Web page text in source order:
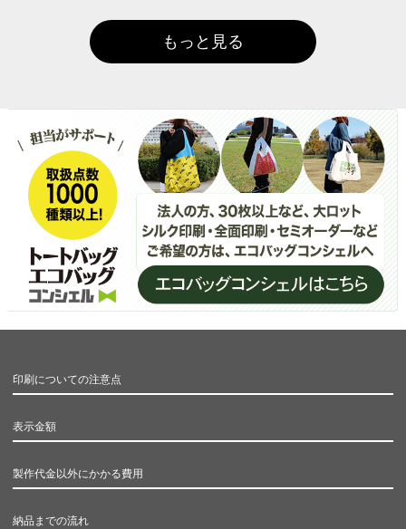
もっと見る
印刷についての注意点
表示金額
製作代金以外にかかる費用
納品までの流れ